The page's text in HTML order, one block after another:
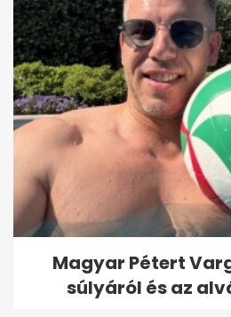
Magyar Pétert
súlyáról és az